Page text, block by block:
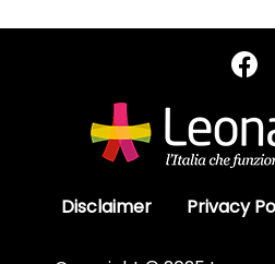
Disclaimer Privacy